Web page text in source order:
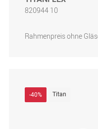
820944 10
Rahmenpreis ohne
-40% Titan